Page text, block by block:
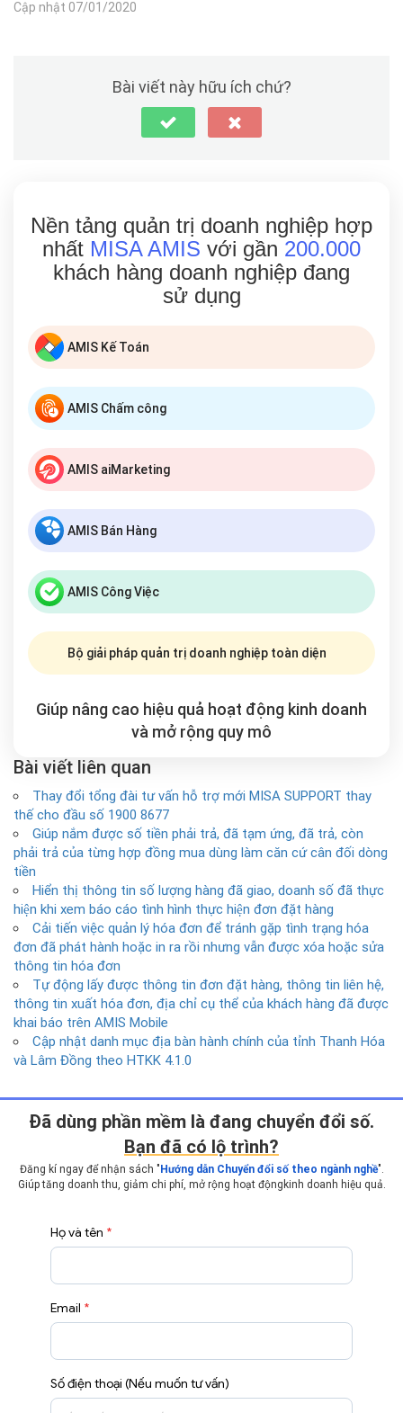
Cập nhật 07/01/2020
Bài viết này hữu ích chứ?
Nền tảng quản trị doanh nghiệp hợp
nhất MISA AMIS với gần 200.000
khách hàng doanh nghiệp đang
sử dụng
AMIS Kế Toán
AMIS Chấm công
AMIS aiMarketing
AMIS Bán Hàng
AMIS Công Việc
Bộ giải pháp quản trị doanh nghiệp toàn diện
Giúp nâng cao hiệu quả hoạt động kinh doanh
và mở rộng quy mô
Bài viết liên quan
Thay đổi tổng đài tư vấn hỗ trợ mới MISA SUPPORT thay
thế cho đầu số 1900 8677
Giúp nắm được số tiền phải trả, đã tạm ứng, đã trả, còn
phải trả của từng hợp đồng mua dùng làm căn cứ cân đối dòng
tiền
Hiển thị thông tin số lượng hàng đã giao, doanh số đã thực
hiện khi xem báo cáo tình hình thực hiện đơn đặt hàng
Cải tiến việc quản lý hóa đơn để tránh gặp tình trạng hóa
đơn đã phát hành hoặc in ra rồi nhưng vẫn được xóa hoặc sửa
thông tin hóa đơn
Tự động lấy được thông tin đơn đặt hàng, thông tin liên hệ,
thông tin xuất hóa đơn, địa chỉ cụ thể của khách hàng đã được
khai báo trên AMIS Mobile
Cập nhật danh mục địa bàn hành chính của tỉnh Thanh Hóa
và Lâm Đồng theo HTKK 4.1.0
Ðã dùng phần mềm là đang chuyển đổi số.
Bạn đã có lộ trình?
Đăng kí ngay để nhận sách " Hướng dẫn Chuyển đổi số theo ngành nghề".
Giúp tăng doanh thu, giảm chi phí, mở rộng hoạt động kinh doanh hiệu quả.
Họ và tên *
Email *
Số điện thoại (Nếu muốn tư vấn)